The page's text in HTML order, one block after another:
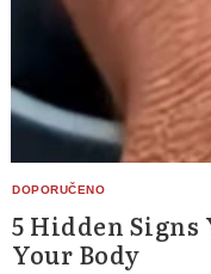
5 Hidden Signs
Your Body